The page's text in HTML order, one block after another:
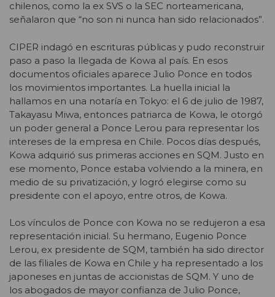
chilenos, como la ex SVS o la SEC norteamericana,
señalaron que “no son ni nunca han sido relacionados”.
CIPER indagó en escrituras públicas y pudo reconstruir
paso a paso la llegada de Kowa al país. En esos
documentos oficiales aparece Julio Ponce en todos
los movimientos importantes. La huella inicial la
hallamos en una notaría en Tokyo: el 6 de julio de 1987,
Takayasu Miwa, entonces patriarca de Kowa, le otorgó
un poder general a Ponce Lerou para representar los
intereses de la empresa en Chile. Pocos días después,
Kowa adquirió sus primeras acciones en SQM. Justo en
ese momento, Ponce estaba volviendo a la minera, en
medio de su privatización, y logró elegirse como su
presidente con el apoyo, entre otros, de Kowa.
Los vínculos de Ponce con Kowa no se redujeron a esa
representación inicial. Su hermano, Eugenio Ponce
Lerou, ex presidente de SQM, también ha sido director
de las filiales de Kowa en Chile y ha representado a los
japoneses en juntas de accionistas de SQM. Y uno de
los abogados de mayor confianza de Julio Ponce,